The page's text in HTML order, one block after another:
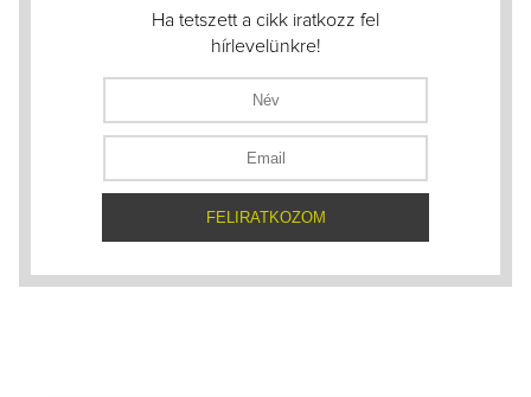
Ha tetszett a cikk iratkozz fel
hírlevelünkre!